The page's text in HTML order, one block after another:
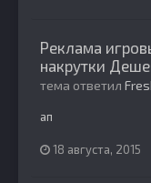
Реклама
накрутки
тема ответил
ап
18 августа, 2015